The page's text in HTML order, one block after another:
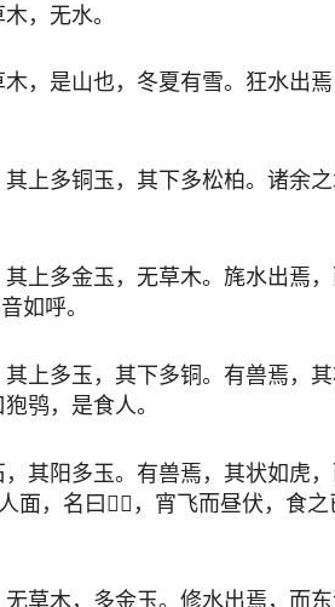
，无水。
，是山也，冬夏有雪。狂水出
上多铜玉，其下多松柏。诸余
上多金玉，无草木。旄水出焉
如呼。
上多玉，其下多铜。有兽焉，
鸮，是食人。
其阳多玉。有兽焉，其状如虎
面，名曰𪄀𪃑，宵飞而昼伏，食
草木，多金玉。修水出焉，而